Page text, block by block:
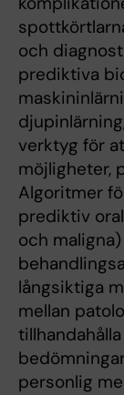
och
prediktiva
verktyg för
möjligheter,
Algoritmer
prediktiv
och
långsiktiga
mellan
personlig